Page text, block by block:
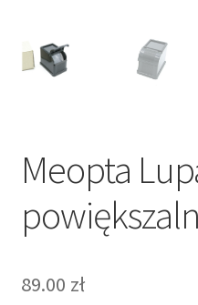
Meopta
89.00 zł